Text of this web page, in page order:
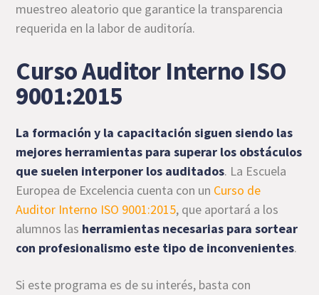
muestreo aleatorio que garantice la transparencia
requerida en la labor de auditoría.
Curso Auditor Interno ISO
9001:2015
La formación y la capacitación siguen siendo las
mejores herramientas para superar los obstáculos
que suelen interponer los auditados. La Escuela
Europea de Excelencia cuenta con un Curso de
Auditor Interno ISO 9001:2015, que aportará a los
alumnos las herramientas necesarias para sortear
con profesionalismo este tipo de inconvenientes.
Si este programa es de su interés, basta con